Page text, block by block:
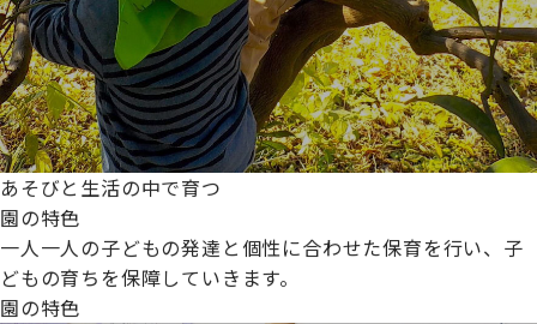
あそびと生活の中で育つ
園の特色
一人一人の子どもの発達と個性に合わせた保育を行い、子
どもの育ちを保障していきます。
園の特色